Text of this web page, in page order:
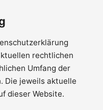
rechtlichen
Umfang der
Die jeweils aktuelle
dieser Website.